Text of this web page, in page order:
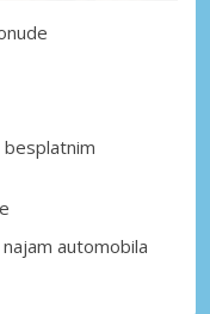
besplatnim
automobila